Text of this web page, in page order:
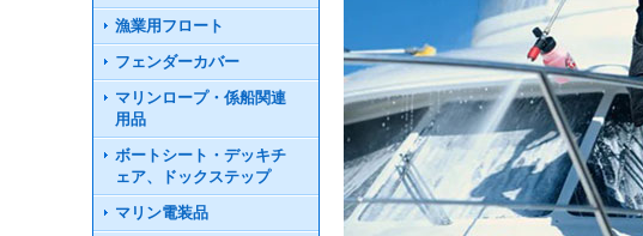
漁業用フロート
フェンダーカバー
マリンロープ・係船関連
用品
ボートシート・デッキチ
ェア、ドックステップ
マリン電装品